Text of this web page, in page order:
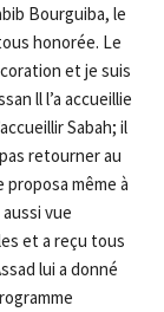
Bourguiba, le
honorée. Le
et je suis
ll l’a accueillie
Sabah; il
retourner au
proposa même à
vue
et a reçu tous
lui a donné